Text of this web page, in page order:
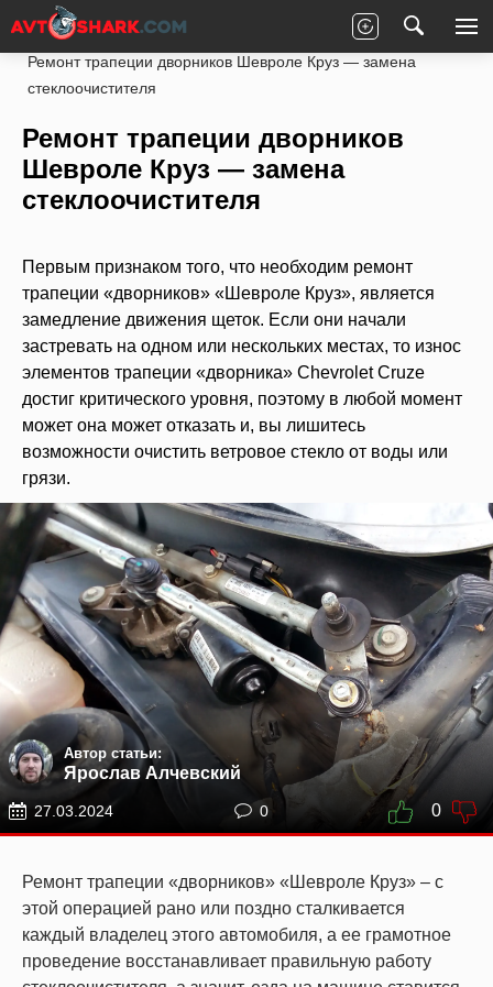
Главная Chevrolet
Ремонт трапеции дворников Шевроле Круз — замена
стеклоочистителя
Ремонт трапеции дворников
Шевроле Круз — замена
стеклоочистителя
Первым признаком того, что необходим ремонт
трапеции «дворников» «Шевроле Круз», является
замедление движения щеток. Если они начали
застревать на одном или нескольких местах, то износ
элементов трапеции «дворника» Chevrolet Cruze
достиг критического уровня, поэтому в любой момент
может она может отказать и, вы лишитесь
возможности очистить ветровое стекло от воды или
грязи.
Автор статьи:
Ярослав Алчевский
27.03.2024 0 0
Ремонт трапеции «дворников» «Шевроле Круз» – с
этой операцией рано или поздно сталкивается
каждый владелец этого автомобиля, а ее грамотное
проведение восстанавливает правильную работу